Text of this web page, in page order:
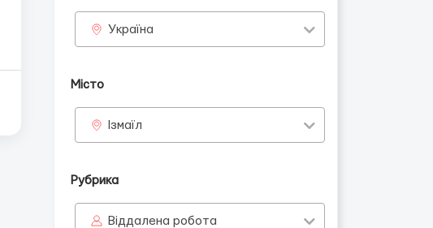
Україна
Місто
Ізмаїл
Рубрика
Віддалена робота